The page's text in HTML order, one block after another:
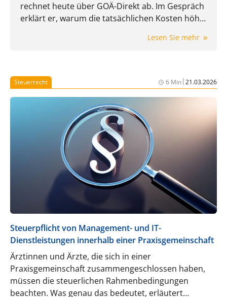
rechnet heute über GOÄ-Direkt ab. Im Gespräch
erklärt er, warum die tatsächlichen Kosten höher
zunächst vermuten lässt und welche Rolle
Lesen Sie mehr
Steuerrecht 6 Min|21.03.2026
Steuerpflicht von Management- und IT-
Dienstleistungen innerhalb einer Praxisgemeinschaft
Ärztinnen und Ärzte, die sich in einer
Praxisgemeinschaft zusammengeschlossen haben,
müssen die steuerlichen Rahmenbedingungen
beachten. Was genau das bedeutet, erläutert